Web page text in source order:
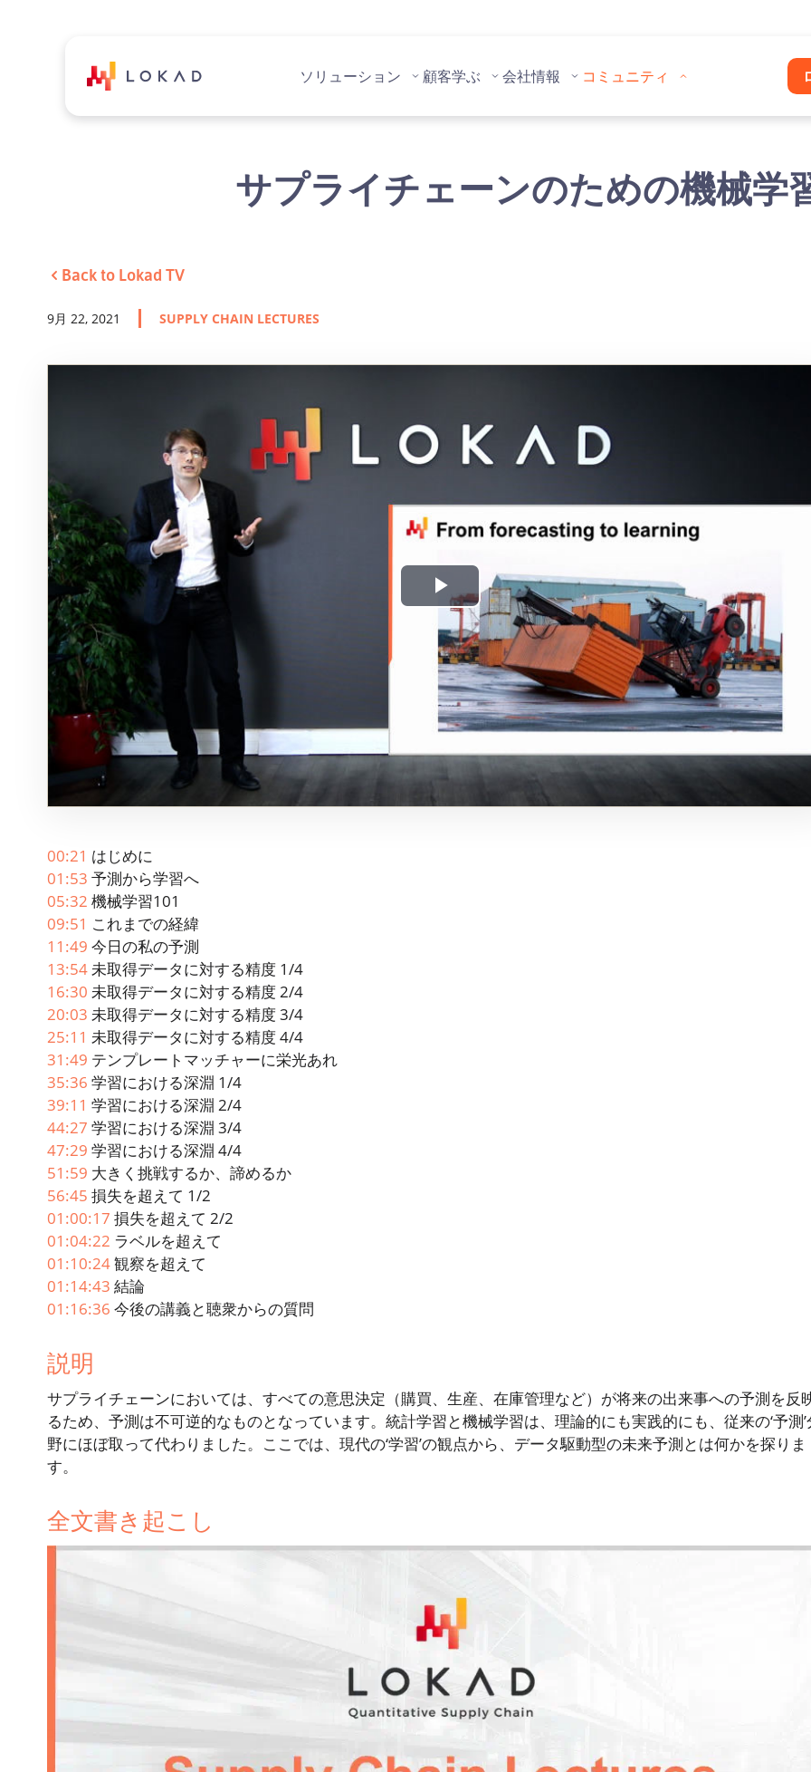
ソリューション 顧客学ぶ 会社情報 コミュニティ
サプライチェーンのための機械学
Back to Lokad TV
9月 22, 2021 SUPPLY CHAIN LECTURES
Play
Video
00:21 はじめに
01:53 予測から学習へ
05:32 機械学習101
09:51 これまでの経緯
11:49 今日の私の予測
13:54未取得データに対する精度 1/4
16:30 未取得データに対する精度 2/4
20:03 未取得データに対する精度 3/4
25:11 未取得データに対する精度 4/4
31:49 テンプレートマッチャーに栄光あれ
35:36 学習における深淵 1/4
39:11 学習における深淵 2/4
44:27 学習における深淵 3/4
47:29 学習における深淵 4/4
51:59 大きく挑戦するか、諦めるか
56:45 損失を超えて 1/2
01:00:17 損失を超えて 2/2
01:04:22 ラベルを超えて
01:10:24観察を超えて
01:14:43 結論
01:16:36 今後の講義と聴衆からの質問
説明
サプライチェーンにおいては、すべての意思決定（購買、生産、在庫管理など）が将来の出来事への予測を反
るため、予測は不可逆的なものとなっています。統計学習と機械学習は、理論的にも実践的にも、従来の‘予測’
野にほぼ取って代わりました。ここでは、現代の‘学習’の観点から、データ駆動型の未来予測とは何かを探りま
す。
全文書き起こし